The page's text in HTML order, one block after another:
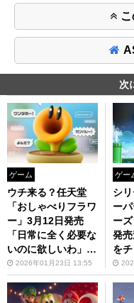
次
ゲーム
ウチ来る？任天堂
「おしゃべりフラワ
ー」3月12日発売
「日常に全く必要な
いのに欲しいわ」
「一日中しゃべって
そう」
2026年01月23日 13:55
ゲー
シ
ー
ー
発
を